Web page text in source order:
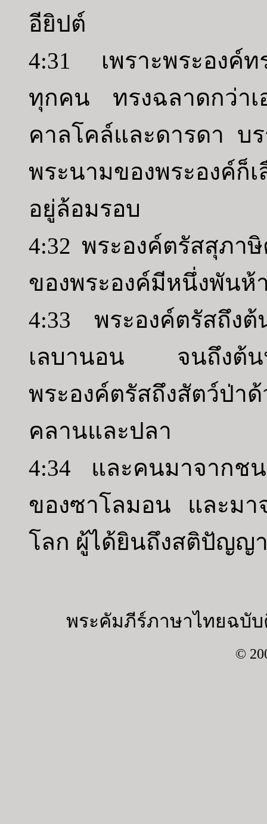
อียิปต์
4:31 เพราะพระองค์
ทุกคน ทรงฉลาดกว่าเ
คาลโคล์และดารดา บ
พระนามของพระองค์ก็
อยู่ล้อมรอบ
4:32 พระองค์ตรัสสุภา
ของพระองค์มีหนึ่งพันห้
4:33 พระองค์ตรัสถึงต้
เลบานอน จนถึงต้นหุ
พระองค์ตรัสถึงสัตว์ป่
คลานและปลา
4:34 และคนมาจากช
ของซาโลมอน และมา
โลก ผู้ได้ยินถึงสติปัญญ
พระคัมภีร์ภาษาไทยฉบับ
©